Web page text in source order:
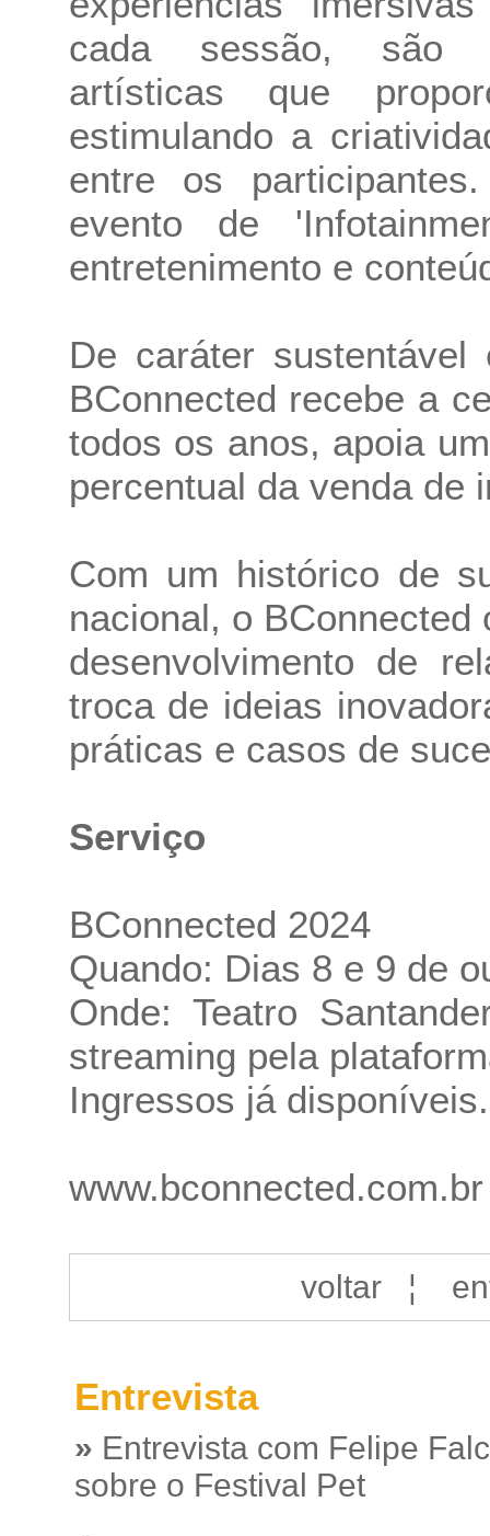
cada sessão, são
artísticas que
estimulando a
entre os
evento de
entretenimento e
De caráter
BConnected recebe a
todos os anos, apoia
percentual da venda de
Com um histórico de
nacional, o
desenvolvimento de
troca de ideias
práticas e casos de
Serviço
BConnected 2024
Quando: Dias 8 e 9 de
Onde: Teatro
streaming pela
Ingressos já disponíveis.
www.bconnected.com.br
voltar¦
Entrevista
» Entrevista com Felipe
sobre o Festival Pet